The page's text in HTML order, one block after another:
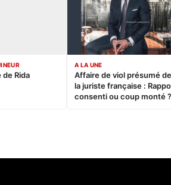
de Rida
A LA UNE
Affaire de viol présumé de
la juriste française :
consenti ou coup monté ?